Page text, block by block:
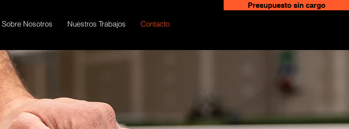
Sobre Nosotros Nuestros Trabajos Contacto
Presupuesto sin cargo